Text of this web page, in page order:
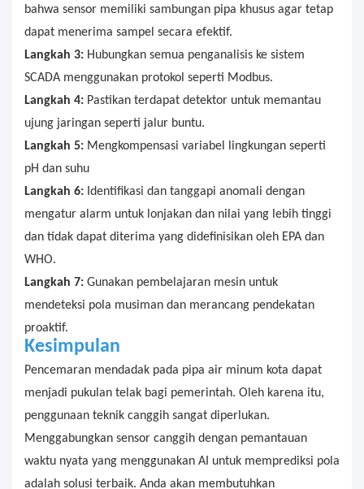
bahwa sensor memiliki sambungan pipa khusus agar tetap
dapat menerima sampel secara efektif.
Langkah 3: Hubungkan semua penganalisis ke sistem
SCADA menggunakan protokol seperti Modbus.
Langkah 4: Pastikan terdapat detektor untuk memantau
ujung jaringan seperti jalur buntu.
Langkah 5: Mengkompensasi variabel lingkungan seperti
pH dan suhu
Langkah 6: Identifikasi dan tanggapi anomali dengan
mengatur alarm untuk lonjakan dan nilai yang lebih tinggi
dan tidak dapat diterima yang didefinisikan oleh EPA dan
WHO.
Langkah 7: Gunakan pembelajaran mesin untuk
mendeteksi pola musiman dan merancang pendekatan
proaktif.
Kesimpulan
Pencemaran mendadak pada pipa air minum kota dapat
menjadi pukulan telak bagi pemerintah. Oleh karena itu,
penggunaan teknik canggih sangat diperlukan.
Menggabungkan sensor canggih dengan pemantauan
waktu nyata yang menggunakan AI untuk memprediksi pola
adalah solusi terbaik. Anda akan membutuhkan